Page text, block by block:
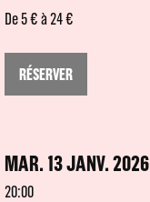
De 5 € à 24 €
RÉSERVER
MAR. 13 JANV. 2026
20:00